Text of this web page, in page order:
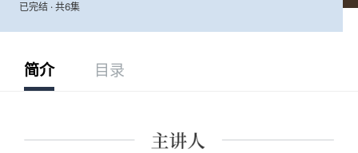
已完结 · 共6集
简介 目录